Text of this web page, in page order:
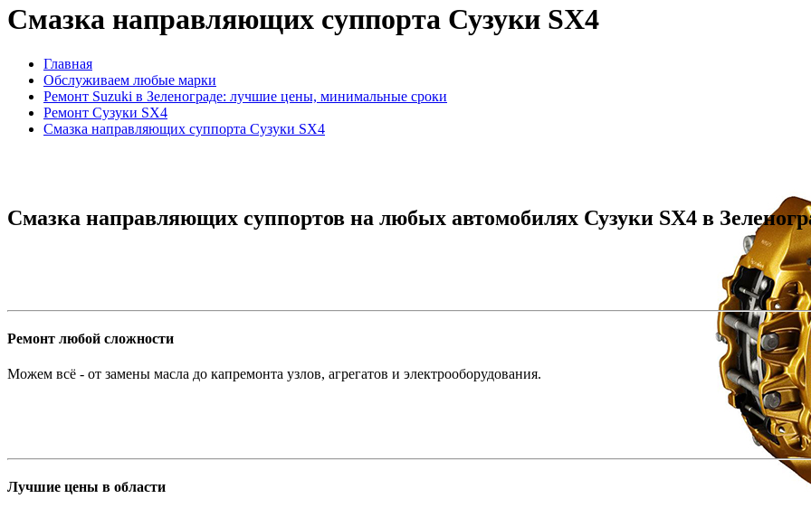
Смазка направляющих суппорта Сузуки SX4
Главная
Обслуживаем любые марки
Ремонт Suzuki в Зеленограде: лучшие цены, минимальные сроки
Ремонт Сузуки SX4
Смазка направляющих суппорта Сузуки SX4
Смазка направляющих суппортов на любых автомобилях Сузуки SX4 в
Ремонт любой сложности
Можем всё - от замены масла до капремонта узлов, агрегатов и электрооборудования.
Лучшие цены в области